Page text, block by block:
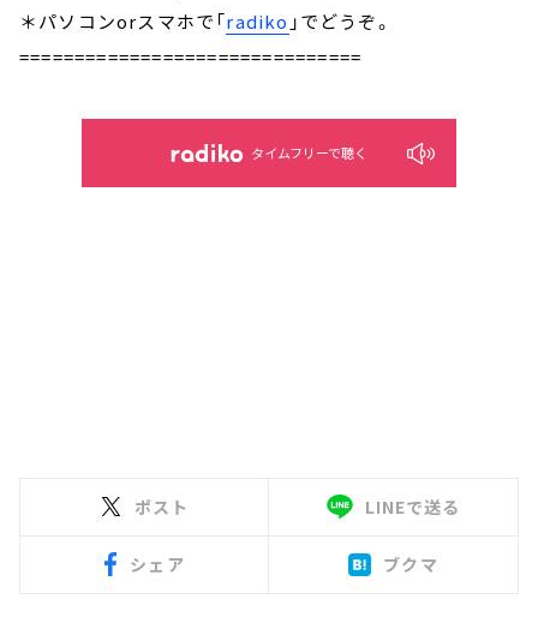
＊パソコンorスマホで「radiko 」でどうぞ。
===============================
タイムフリーで聴く
ポスト LINEで送る
シェア ブクマ